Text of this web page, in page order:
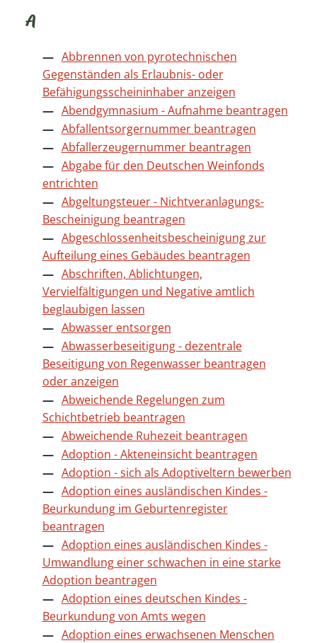
A
Abbrennen von pyrotechnischen
Gegenständen als Erlaubnis- oder
Befähigungsscheininhaber anzeigen
Abendgymnasium - Aufnahme beantragen
Abfallentsorgernummer beantragen
Abfallerzeugernummer beantragen
Abgabe für den Deutschen Weinfonds
entrichten
Abgeltungsteuer - Nichtveranlagungs-
Bescheinigung beantragen
Abgeschlossenheitsbescheinigung zur
Aufteilung eines Gebäudes beantragen
Abschriften, Ablichtungen,
Vervielfältigungen und Negative amtlich
beglaubigen lassen
Abwasser entsorgen
Abwasserbeseitigung - dezentrale
Beseitigung von Regenwasser beantragen
oder anzeigen
Abweichende Regelungen zum
Schichtbetrieb beantragen
Abweichende Ruhezeit beantragen
Adoption - Akteneinsicht beantragen
Adoption - sich als Adoptiveltern bewerben
Adoption eines ausländischen Kindes -
Beurkundung im Geburtenregister
beantragen
Adoption eines ausländischen Kindes -
Umwandlung einer schwachen in eine starke
Adoption beantragen
Adoption eines deutschen Kindes -
Beurkundung von Amts wegen
Adoption eines erwachsenen Menschen